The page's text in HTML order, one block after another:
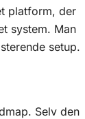
platform, der
system. Man
setup.
. Selv den